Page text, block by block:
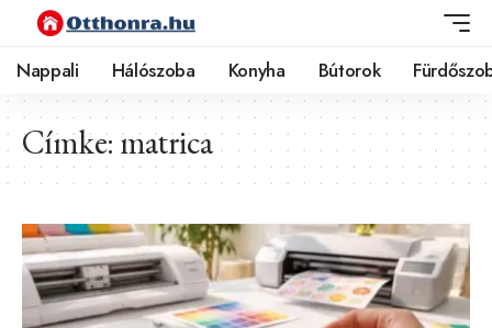
Nappali Hálószoba Konyha Bútorok
Címke: matrica